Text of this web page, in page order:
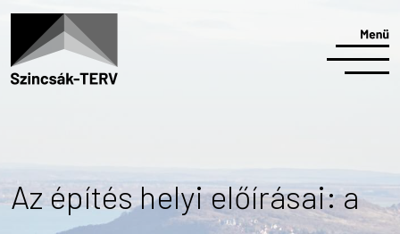
Az építés helyi előírásai: a